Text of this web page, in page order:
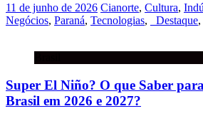
11 de junho de 2026 Cianorte, Cultura,
Negócios, Paraná, Tecnologias, _Destaque,
Super El Niño? O que Saber
Brasil em 2026 e 2027?